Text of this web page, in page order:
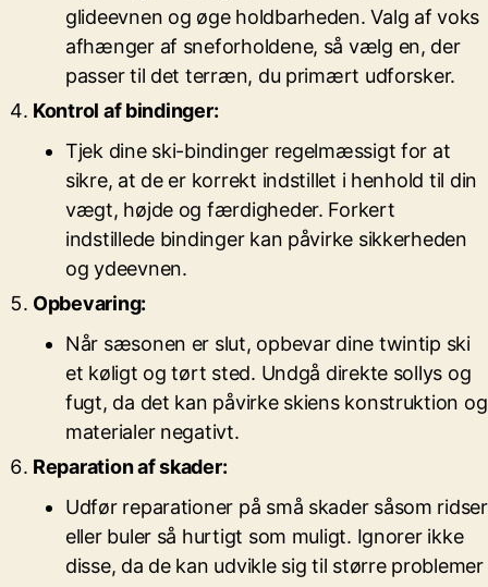
glideevnen og øge holdbarheden. Valg af voks
afhænger af sneforholdene, så vælg en, der
passer til det terræn, du primært udforsker.
Kontrol af bindinger:
Tjek dine ski-bindinger regelmæssigt for at
sikre, at de er korrekt indstillet i henhold til din
vægt, højde og færdigheder. Forkert
indstillede bindinger kan påvirke sikkerheden
og ydeevnen.
Opbevaring:
Når sæsonen er slut, opbevar dine twintip ski
et køligt og tørt sted. Undgå direkte sollys og
fugt, da det kan påvirke skiens konstruktion og
materialer negativt.
Reparation af skader:
Udfør reparationer på små skader såsom ridser
eller buler så hurtigt som muligt. Ignorer ikke
disse, da de kan udvikle sig til større problemer